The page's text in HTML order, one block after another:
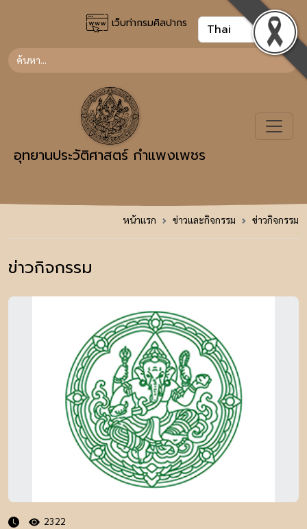
เว็บท่ากรมศิลปากร
อุทยานประวัติศาสตร์ กำแพงเพชร
หน้าแรก ข่าวและกิจกรรม ข่าวกิจกรรม
ข่าวกิจกรรม
2322